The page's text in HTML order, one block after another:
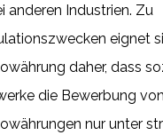
anderen Industrien. Zu
eignet
daher, dass
die Bewerbung von
nur unter